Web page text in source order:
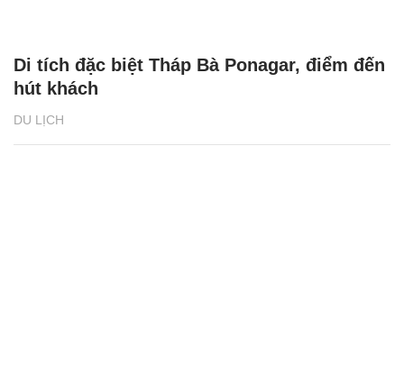
DU LỊCH
Di tích đặc biệt Tháp Bà Ponagar, điểm đến
hút khách